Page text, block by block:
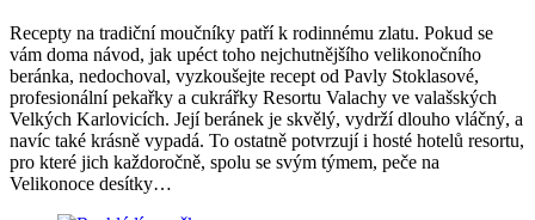
Recepty na tradiční moučníky patří k rodinnému zlatu. Pokud se
vám doma návod, jak upéct toho nejchutnějšího velikonočního
beránka, nedochoval, vyzkoušejte recept od Pavly Stoklasové,
profesionální pekařky a cukrářky Resortu Valachy ve valašských
Velkých Karlovicích. Její beránek je skvělý, vydrží dlouho vláčný, a
navíc také krásně vypadá. To ostatně potvrzují i hosté hotelů resortu,
pro které jich každoročně, spolu se svým týmem, peče na
Velikonoce desítky…